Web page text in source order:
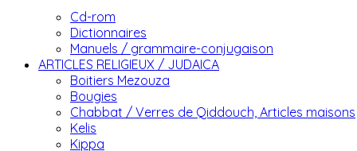
Cd-rom
Dictionnaires
Manuels / grammaire-conjugaison
ARTICLES RELIGIEUX / JUDAICA
Boitiers Mezouza
Bougies
Chabbat / Verres de Qiddouch, Articles maisons
Kelis
Kippa